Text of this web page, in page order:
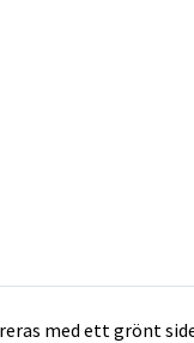
med ett grönt